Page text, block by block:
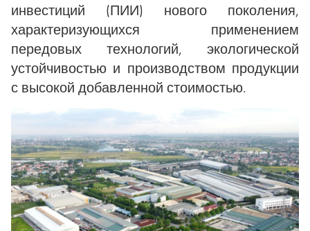
инвестиций (ПИИ) нового поколения,
характеризующихся применением
передовых технологий, экологической
устойчивостью и производством продукции
с высокой добавленной стоимостью.